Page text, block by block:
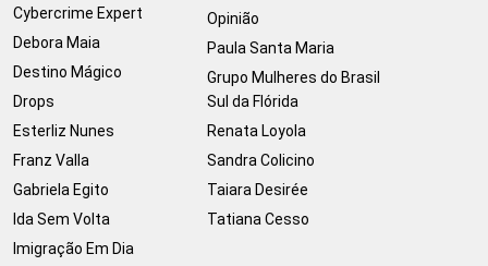
Cybercrime Expert
Debora Maia
Destino Mágico
Drops
Esterliz Nunes
Franz Valla
Gabriela Egito
Ida Sem Volta
Imigração Em Dia
Opinião
Paula Santa Maria
Grupo Mulheres do Brasil
Sul da Flórida
Renata Loyola
Sandra Colicino
Taiara Desirée
Tatiana Cesso